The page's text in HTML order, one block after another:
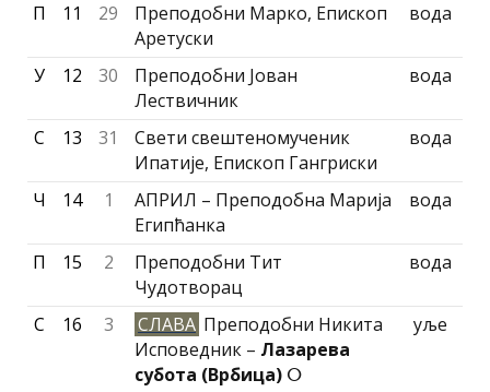
П 11 29
Преподобни Марко, Епископ
Аретуски
вода
У 12 30
Преподобни Јован
Лествичник
вода
С 13 31
Свети свештеномученик
Ипатије, Епископ Гангриски
вода
Ч 14 1
АПРИЛ – Преподобна Марија
Египћанка
вода
П 15 2
Преподобни Тит
Чудотворац
вода
С 16 3 СЛАВА Преподобни Никита
Исповедник – Лазарева
субота (Врбица) ⵔ
уље